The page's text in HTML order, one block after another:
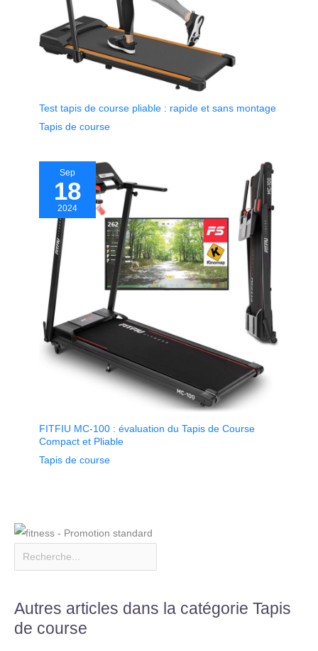
Test tapis de course pliable : rapide et sans montage
Tapis de course
Sep
18
2024
FITFIU MC-100 : évaluation du Tapis de Course
Compact et Pliable
Tapis de course
Autres articles dans la catégorie Tapis
de course